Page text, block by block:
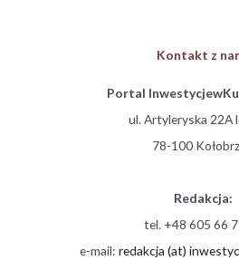
Kontakt z
Portal
ul. Artyleryska 22A
78-100
Redakcja:
tel. +48 605 66
e-mail: redakcja (at)